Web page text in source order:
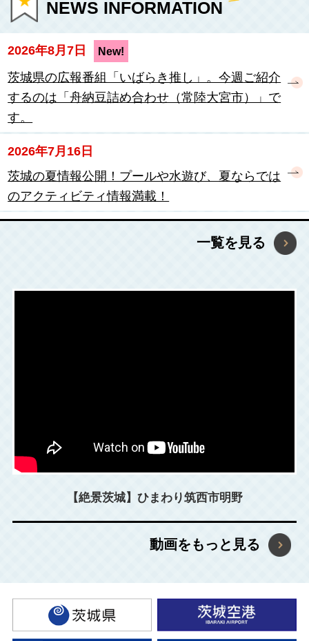
NEWS INFORMATION
2026年8月7日 New!
茨城県の広報番組「いばらき推し」。今週ご紹介
するのは「舟納豆詰め合わせ（常陸大宮市）」で
す。
2026年7月16日
茨城の夏情報公開！プールや水遊び、夏ならでは
のアクティビティ情報満載！
青い空、どこまでも続く砂浜！2026年・茨城の
2026年6月24日
「動画で見るいばらき」に「JR東日本サイクル
係る企画提案プロポーザル実施のお知らせ
2026年4月22日
一覧を見る
【絶景茨城】ひまわり筑西市明野
動画をもっと見る